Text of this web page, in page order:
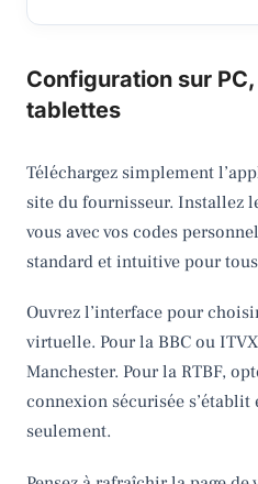
Configuration sur
tablettes
Téléchargez simplement
site du fournisseur. Installez
vous avec vos codes
standard et intuitive pour
Ouvrez l’interface pour
virtuelle. Pour la BBC ou
Manchester. Pour la RTBF,
connexion sécurisée s’établit
seulement.